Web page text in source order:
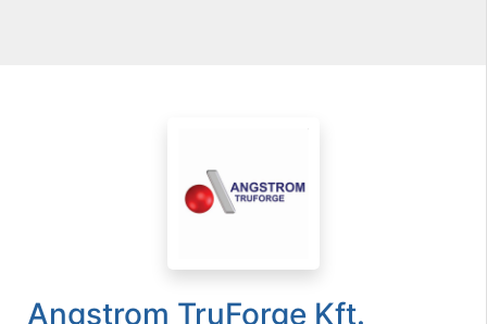
Angstrom TruForge Kft.